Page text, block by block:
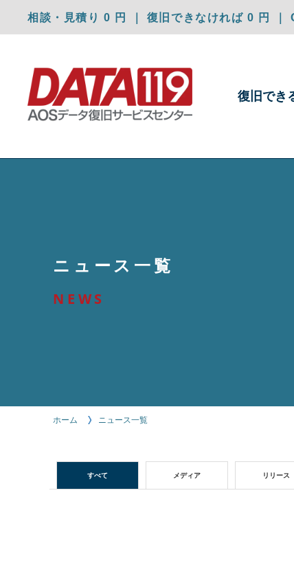
相談・見積り 0 円 ｜ 復旧できなければ 0 円
復旧でき
ニュース一覧
NEWS
ホーム ニュース一覧
すべて メディア リリース